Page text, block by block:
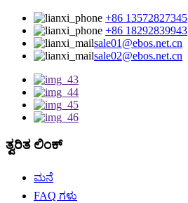
+86 13572827345
+86 18292839943
sale01@ebos.net.cn
sale02@ebos.net.cn
ತ್ವರಿತ ಲಿಂಕ್
ಮನೆ
FAQ ಗಳು